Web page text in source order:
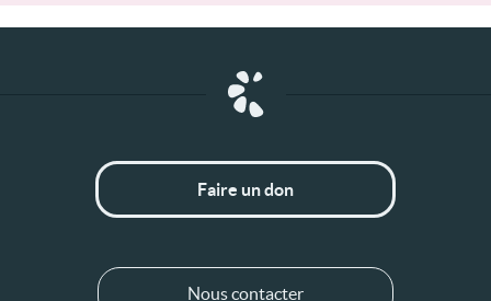
Faire un don
Nous contacter